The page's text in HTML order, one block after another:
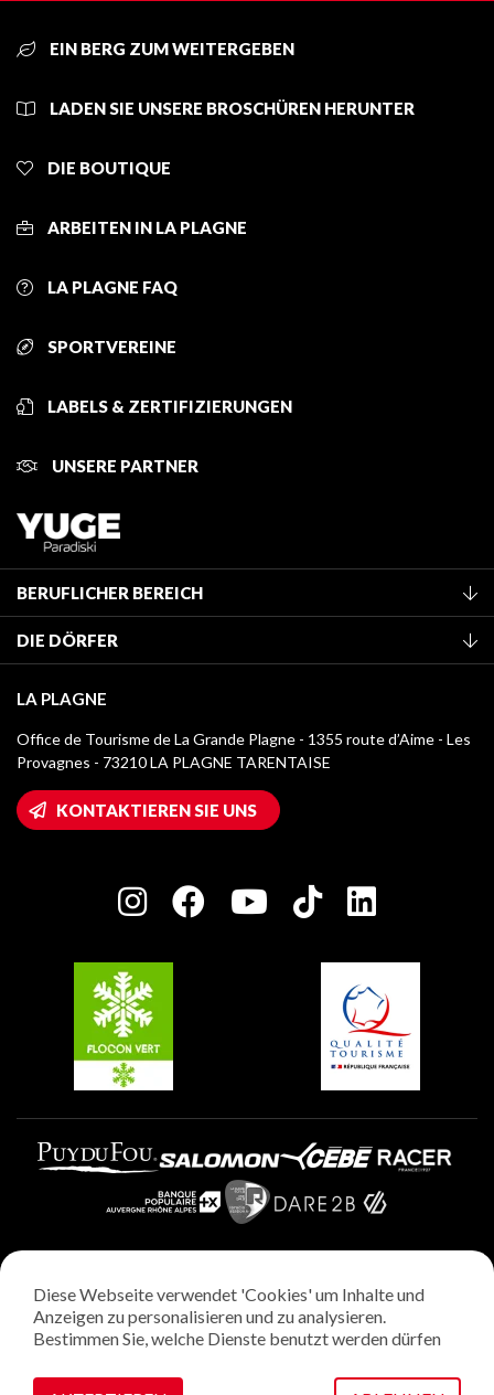
EIN BERG ZUM WEITERGEBEN
LADEN SIE UNSERE BROSCHÜREN HERUNTER
DIE BOUTIQUE
ARBEITEN IN LA PLAGNE
LA PLAGNE FAQ
SPORTVEREINE
LABELS & ZERTIFIZIERUNGEN
UNSERE PARTNER
BERUFLICHER BEREICH
Mitglied des Fremdenverkehrsamtes werden
Klassifizierung von Möbeln
Kurtaxe
Mediathek
Logos La Plagne
Wifi-Zugang
Haus der Eigentümer
Charta der Engagierten Akteure
DIE DÖRFER
Montchavin - Les Coches
Champagny-en-Vanoise
Plagne 1800
Plagne Villages
Plagne Aime 2000
LA PLAGNE
Office de Tourisme de La Grande Plagne - 1355 route d’Aime - Les
Provagnes - 73210 LA PLAGNE TARENTAISE
KONTAKTIEREN SIE UNS
Rechtliche Hinweise
Datenschutzrichtlinie
Verwaltung von Cookies
Diese Webseite verwendet 'Cookies' um Inhalte und
Anzeigen zu personalisieren und zu analysieren.
Bestimmen Sie, welche Dienste benutzt werden dürfen